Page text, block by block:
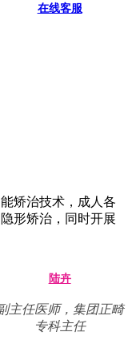
在线客服
矫治技术，成人各
形矫治，同时开展
陆卉
主任医师，集团正畸
专科主任